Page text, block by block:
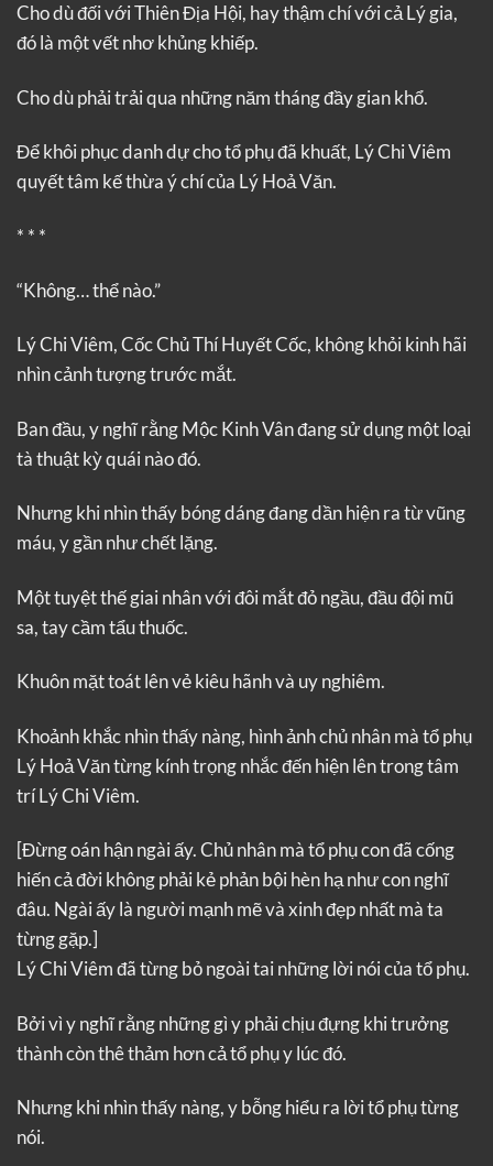
Cho dù đối với Thiên Địa Hội, hay thậm chí với cả Lý gia,
đó là một vết nhơ khủng khiếp.
Cho dù phải trải qua những năm tháng đầy gian khổ.
Để khôi phục danh dự cho tổ phụ đã khuất, Lý Chi Viêm
quyết tâm kế thừa ý chí của Lý Hoả Văn.
* * *
“Không… thể nào.”
Lý Chi Viêm, Cốc Chủ Thí Huyết Cốc, không khỏi kinh hãi
nhìn cảnh tượng trước mắt.
Ban đầu, y nghĩ rằng Mộc Kinh Vân đang sử dụng một loại
tà thuật kỳ quái nào đó.
Nhưng khi nhìn thấy bóng dáng đang dần hiện ra từ vũng
máu, y gần như chết lặng.
Một tuyệt thế giai nhân với đôi mắt đỏ ngầu, đầu đội mũ
sa, tay cầm tẩu thuốc.
Khuôn mặt toát lên vẻ kiêu hãnh và uy nghiêm.
Khoảnh khắc nhìn thấy nàng, hình ảnh chủ nhân mà tổ phụ
Lý Hoả Văn từng kính trọng nhắc đến hiện lên trong tâm
trí Lý Chi Viêm.
[Đừng oán hận ngài ấy. Chủ nhân mà tổ phụ con đã cống
hiến cả đời không phải kẻ phản bội hèn hạ như con nghĩ
đâu. Ngài ấy là người mạnh mẽ và xinh đẹp nhất mà ta
từng gặp.]
Lý Chi Viêm đã từng bỏ ngoài tai những lời nói của tổ phụ.
Bởi vì y nghĩ rằng những gì y phải chịu đựng khi trưởng
thành còn thê thảm hơn cả tổ phụ y lúc đó.
Nhưng khi nhìn thấy nàng, y bỗng hiểu ra lời tổ phụ từng
nói.